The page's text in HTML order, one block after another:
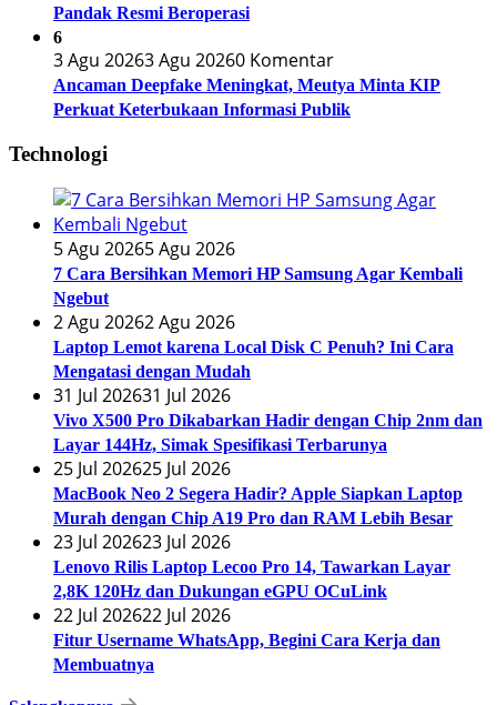
Pandak Resmi Beroperasi
6
3 Agu 20263 Agu 20260 Komentar
Ancaman Deepfake Meningkat, Meutya Minta KIP
Perkuat Keterbukaan Informasi Publik
Technologi
5 Agu 20265 Agu 2026
7 Cara Bersihkan Memori HP Samsung Agar Kembali
Ngebut
2 Agu 20262 Agu 2026
Laptop Lemot karena Local Disk C Penuh? Ini Cara
Mengatasi dengan Mudah
31 Jul 202631 Jul 2026
Vivo X500 Pro Dikabarkan Hadir dengan Chip 2nm dan
Layar 144Hz, Simak Spesifikasi Terbarunya
25 Jul 202625 Jul 2026
MacBook Neo 2 Segera Hadir? Apple Siapkan Laptop
Murah dengan Chip A19 Pro dan RAM Lebih Besar
23 Jul 202623 Jul 2026
Lenovo Rilis Laptop Lecoo Pro 14, Tawarkan Layar
2,8K 120Hz dan Dukungan eGPU OCuLink
22 Jul 202622 Jul 2026
Fitur Username WhatsApp, Begini Cara Kerja dan
Membuatnya